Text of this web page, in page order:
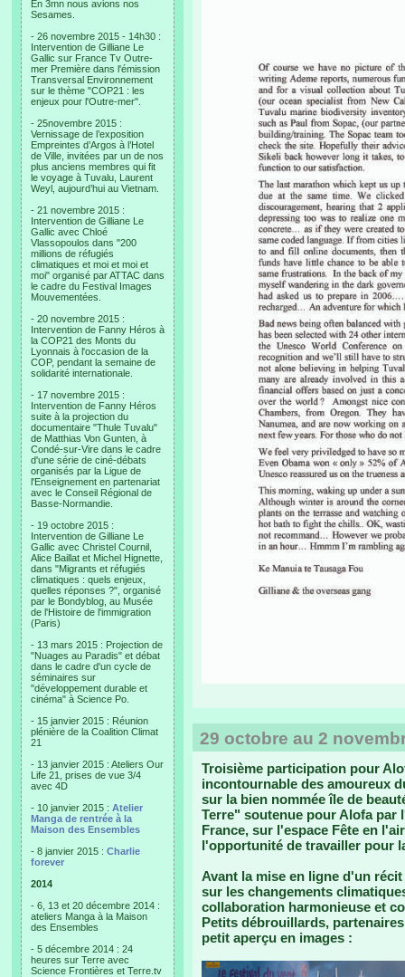
En 3mn nous avions nos
Sesames.
- 26 novembre 2015 - 14h30 :
Intervention de Gilliane Le
Gallic sur France Tv Outre-
mer Première dans l'émission
Transversal Environnement
sur le thème "COP21 : les
enjeux pour l'Outre-mer".
- 25novembre 2015 :
Vernissage de l’exposition
Empreintes d’Argos à l’Hotel
de Ville, invitées par un de nos
plus anciens membres qui fit
le voyage à Tuvalu, Laurent
Weyl, aujourd’hui au Vietnam.
- 21 novembre 2015 :
Intervention de Gilliane Le
Gallic avec Chloé
Vlassopoulos dans "200
millions de réfugiés
climatiques et moi et moi et
moi" organisé par ATTAC dans
le cadre du Festival Images
Mouvementées.
- 20 novembre 2015 :
Intervention de Fanny Héros à
la COP21 des Monts du
Lyonnais à l'occasion de la
COP, pendant la semaine de
solidarité internationale.
- 17 novembre 2015 :
Intervention de Fanny Héros
suite à la projection du
documentaire "Thule Tuvalu"
de Matthias Von Gunten, à
Condé-sur-Vire dans le cadre
d'une série de ciné-débats
organisés par la Ligue de
l'Enseignement en partenariat
avec le Conseil Régional de
Basse-Normandie.
- 19 octobre 2015 :
Intervention de Gilliane Le
Gallic avec Christel Cournil,
Alice Baillat et Michel Hignette,
dans "Migrants et réfugiés
climatiques : quels enjeux,
quelles réponses ?", organisé
par le Bondyblog, au Musée
de l'Histoire de l'immigration
(Paris)
- 13 mars 2015 : Projection de
"Nuages au Paradis" et débat
dans le cadre d'un cycle de
séminaires sur
"développement durable et
cinéma" à Science Po.
- 15 janvier 2015 : Réunion
plénière de la Coalition Climat
21
- 13 janvier 2015 : Ateliers Our
Life 21, prises de vue 3/4
avec 4D
- 10 janvier 2015 : Atelier
Manga de rentrée à la
Maison des Ensembles
- 8 janvier 2015 : Charlie
forever
2014
- 6, 13 et 20 décembre 2014 :
ateliers Manga à la Maison
des Ensembles
- 5 décembre 2014 : 24
heures sur Terre avec
Science Frontières et Terre.tv
29 octobre au 2
Troisième participation pour
incontournable des amoureux
sur la bien nommée île de
Terre" soutenue pour Alofa par
France, sur l'espace Fête en
l'opportunité de travailler pour
Avant la mise en ligne d'un
sur les changements
collaboration harmonieuse et
Petits débrouillards,
petit aperçu en images :